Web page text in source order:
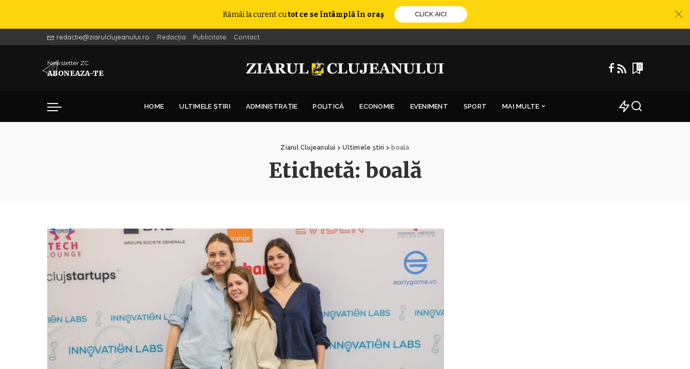
Rămâi la curent cutot ce se întâmplă în oraș CLICK AICI
redactie@ziarulclujeanului.ro Redacția Publicitate Contact
Newsletter ZC
ABONEAZA-TE
0
HOME ULTIMELE ȘTIRI ADMINISTRAȚIE POLITICĂ ECONOMIE EVENIMENT SPORT MAI MULTE
Ziarul Clujeanului >Ultimele știri > boală
Etichetă: boală